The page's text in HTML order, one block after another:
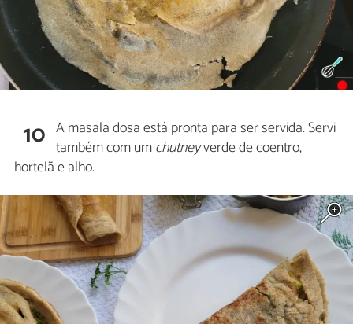
10 A masala dosa está pronta para ser servida. Servi
também com umchutneyverde de coentro,
hortelã e alho.